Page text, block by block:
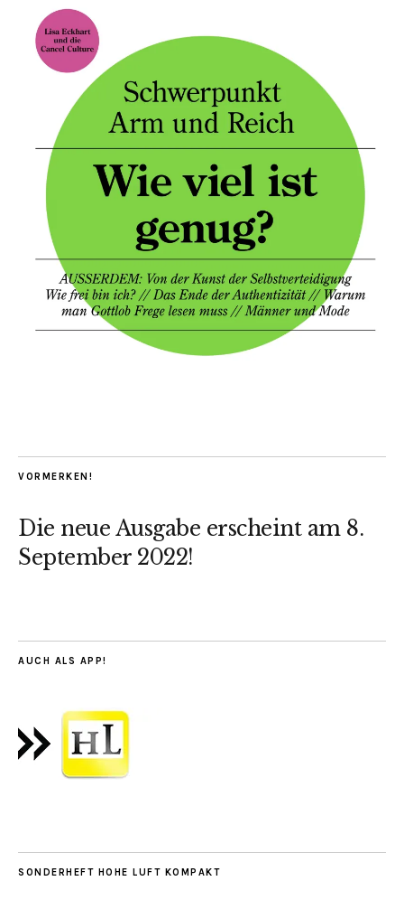
VORMERKEN!
Die neue Ausgabe erscheint am 8.
September 2022!
AUCH ALS APP!
SONDERHEFT HOHE LUFT KOMPAKT